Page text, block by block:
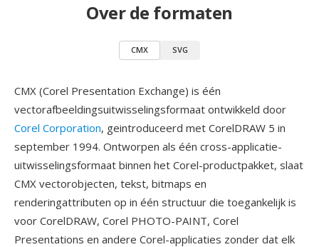
Over de formaten
CMX SVG
CMX (Corel Presentation Exchange) is één
vectorafbeeldingsuitwisselingsformaat ontwikkeld door
Corel Corporation, geintroduceerd met CorelDRAW 5 in
september 1994. Ontworpen als één cross-applicatie-
uitwisselingsformaat binnen het Corel-productpakket, slaat
CMX vectorobjecten, tekst, bitmaps en
renderingattributen op in één structuur die toegankelijk is
voor CorelDRAW, Corel PHOTO-PAINT, Corel
Presentations en andere Corel-applicaties zonder dat elk